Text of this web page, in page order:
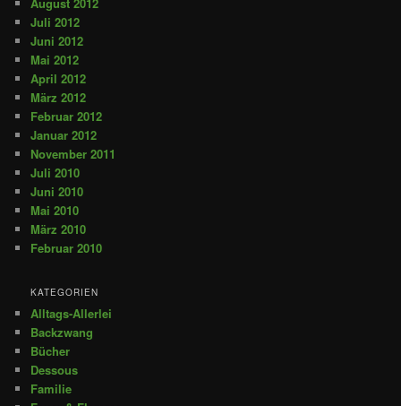
Juli 2012
Juni 2012
Mai 2012
April 2012
März 2012
Februar 2012
Januar 2012
November 2011
Juli 2010
Juni 2010
Mai 2010
März 2010
Februar 2010
KATEGORIEN
Alltags-Allerlei
Backzwang
Bücher
Dessous
Familie